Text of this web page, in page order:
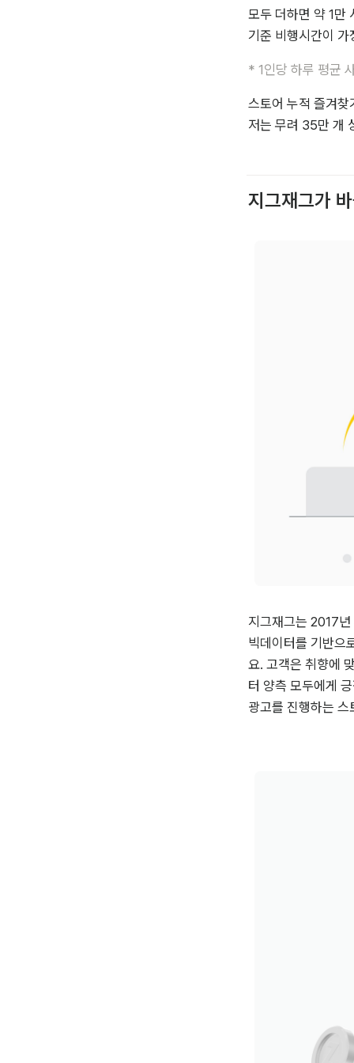
모두 더하면 약 1
기준 비행시간이
* 1인당 하루 평균
스토어 누적 즐겨
저는 무려 35만 개
지그재그가
지그재그는 2017
빅데이터를 기반으
요. 고객은 취향에
터 양측 모두에게
광고를 진행하는